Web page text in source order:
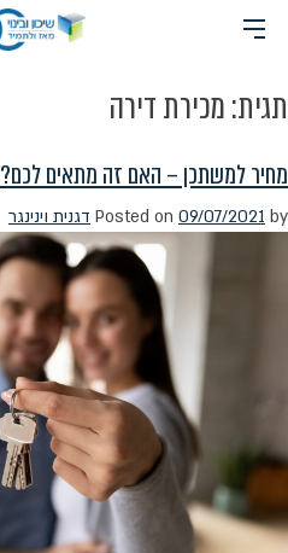
תגית:מכירת דירה
מחיר למשתכן – האם זה מתאים לכם?
Posted on 09/07/2021 by דגנית וינינגר